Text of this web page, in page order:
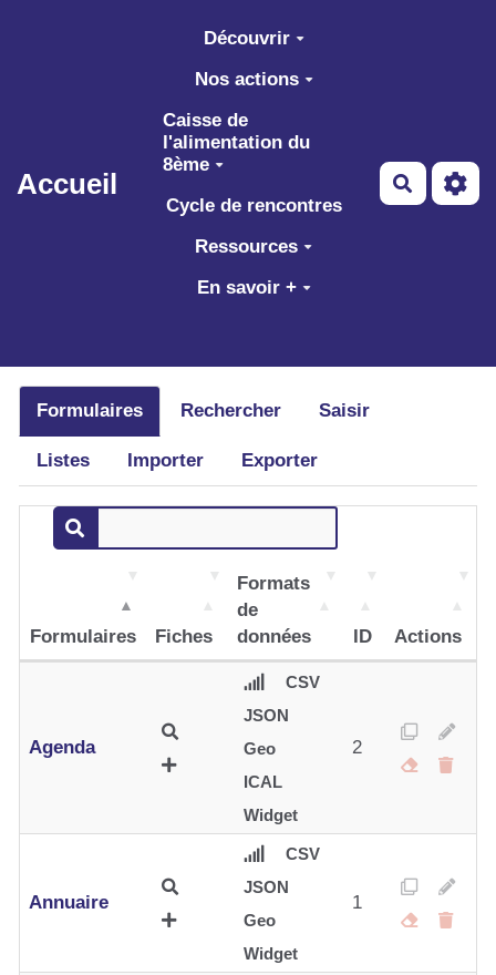
Aller au contenu principal
Accueil
Découvrir
Nos actions
Caisse de
l'alimentation du
8ème
Cycle de rencontres
Ressources
En savoir +
Formulaires Rechercher Saisir
Listes Importer Exporter
Formulaires Fiches
Formats
de
données
ID Actions
Agenda
CSV
JSON
Geo
ICAL
Widget
2
Annuaire
CSV
JSON
Geo
Widget
1